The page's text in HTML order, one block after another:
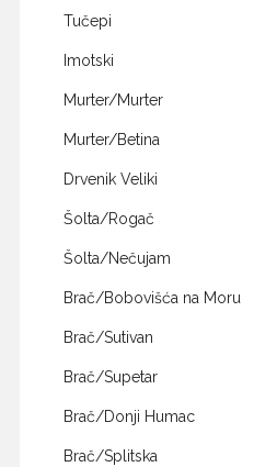
Tučepi
Imotski
Murter/Murter
Murter/Betina
Drvenik Veliki
Šolta/Rogač
Šolta/Nečujam
Brač/Bobovišća na Moru
Brač/Sutivan
Brač/Supetar
Brač/Donji Humac
Brač/Splitska